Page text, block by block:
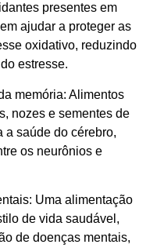
presentes em
ajudar a proteger as
oxidativo, reduzindo
estresse.
memória: Alimentos
nozes e sementes de
a saúde do cérebro,
os neurônios e
Uma alimentação
de vida saudável,
de doenças mentais,